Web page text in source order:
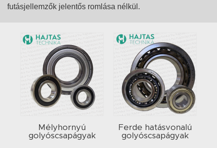
futásjellemzők jelentős romlása nélkül.
Mélyhornyú
golyóscsapágyak
Ferde hatásvonalú
golyóscsapágyak